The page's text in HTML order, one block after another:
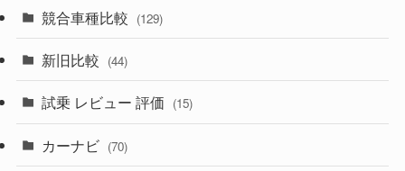
(194)
(230)
(253)
(84)
(14)
(222)
(50)
(58)
(3)
(3)
(1)
(5)
(7)
(5)
競合車種比較 (129)
新旧比較 (44)
試乗 レビュー 評価 (15)
カーナビ (70)